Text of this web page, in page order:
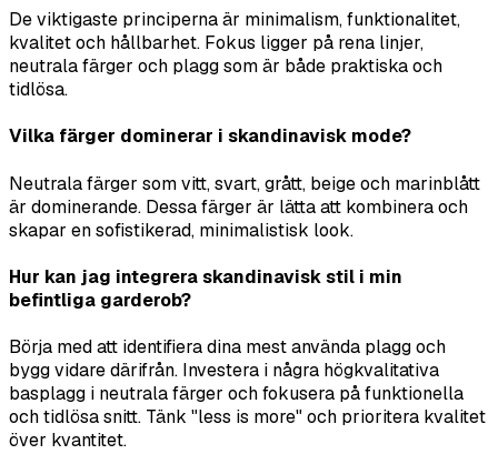
De viktigaste principerna är minimalism, funktionalitet,
kvalitet och hållbarhet. Fokus ligger på rena linjer,
neutrala färger och plagg som är både praktiska och
tidlösa.
Vilka färger dominerar i skandinavisk mode?
Neutrala färger som vitt, svart, grått, beige och marinblått
är dominerande. Dessa färger är lätta att kombinera och
skapar en sofistikerad, minimalistisk look.
Hur kan jag integrera skandinavisk stil i min
befintliga garderob?
Börja med att identifiera dina mest använda plagg och
bygg vidare därifrån. Investera i några högkvalitativa
basplagg i neutrala färger och fokusera på funktionella
och tidlösa snitt. Tänk "less is more" och prioritera kvalitet
över kvantitet.